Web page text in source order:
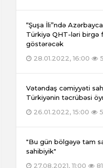
“Şuşa İli”ndə
Türkiyə QHT-ləri birgə
göstərəcək
28.01.2022, 16:00
Vətəndaş cəmiyyəti
Türkiyənin təcrübəsi
26.01.2022, 15:00
"Bu gün bölgəyə tam
sahibiyik"
27.08.2021, 11:00